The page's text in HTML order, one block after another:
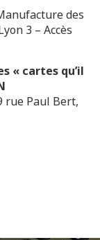
des
3 – Accès
« cartes qu’il
rue Paul Bert,